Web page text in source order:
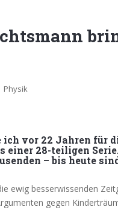
Physik
ich vor 22 Jahren für
einer 28-teiligen
– bis heute
ewig besserwissenden
gegen